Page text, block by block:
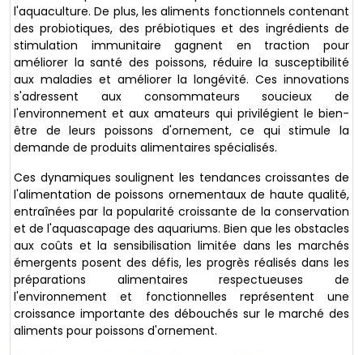
l'aquaculture. De plus, les aliments fonctionnels contenant
des probiotiques, des prébiotiques et des ingrédients de
stimulation immunitaire gagnent en traction pour
améliorer la santé des poissons, réduire la susceptibilité
aux maladies et améliorer la longévité. Ces innovations
s'adressent aux consommateurs soucieux de
l'environnement et aux amateurs qui privilégient le bien-
être de leurs poissons d'ornement, ce qui stimule la
demande de produits alimentaires spécialisés.
Ces dynamiques soulignent les tendances croissantes de
l'alimentation de poissons ornementaux de haute qualité,
entraînées par la popularité croissante de la conservation
et de l'aquascapage des aquariums. Bien que les obstacles
aux coûts et la sensibilisation limitée dans les marchés
émergents posent des défis, les progrès réalisés dans les
préparations alimentaires respectueuses de
l'environnement et fonctionnelles représentent une
croissance importante des débouchés sur le marché des
aliments pour poissons d'ornement.